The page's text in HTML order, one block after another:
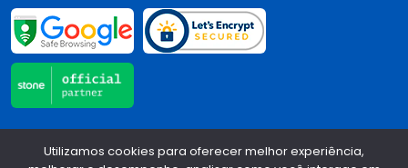
Central Auto Peças - CNPJ: 90.196.999/0001-89
Todos os
direitos reservados.2026
Utilizamos cookies para oferecer melhor experiência,